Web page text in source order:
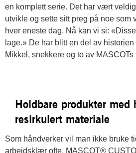
en komplett serie. Det har vært
utvikle og sette sitt preg på noe som
hver eneste dag. Nå kan vi si:
lage.» De har blitt en del av historien
Mikkel, snekkere og to av MASCOTs
Holdbare produkter med
resirkulert materiale
Som håndverker vil man ikke bruke
arbeidsklær ofte. MASCOT®